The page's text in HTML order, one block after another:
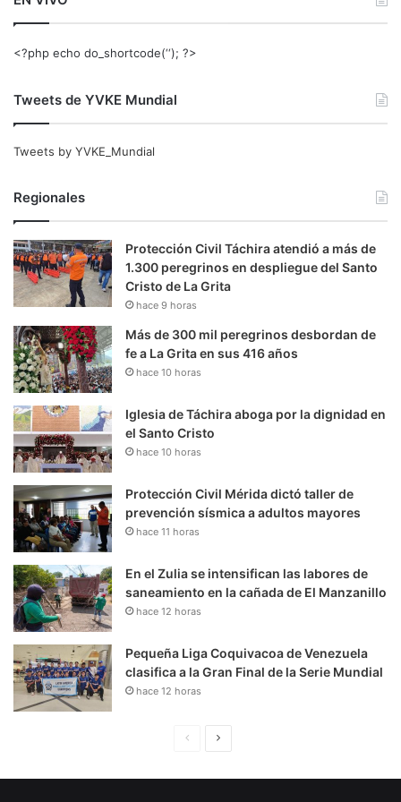
<?php echo do_shortcode(‘‘); ?>
Tweets de YVKE Mundial
Tweets by YVKE_Mundial
Regionales
Protección Civil Táchira atendió a más de
1.300 peregrinos en despliegue del Santo
Cristo de La Grita
hace 9 horas
Más de 300 mil peregrinos desbordan de
fe a La Grita en sus 416 años
hace 10 horas
Iglesia de Táchira aboga por la dignidad en
el Santo Cristo
hace 10 horas
Protección Civil Mérida dictó taller de
prevención sísmica a adultos mayores
hace 11 horas
En el Zulia se intensifican las labores de
saneamiento en la cañada de El Manzanillo
hace 12 horas
Pequeña Liga Coquivacoa de Venezuela
clasifica a la Gran Final de la Serie Mundial
hace 12 horas